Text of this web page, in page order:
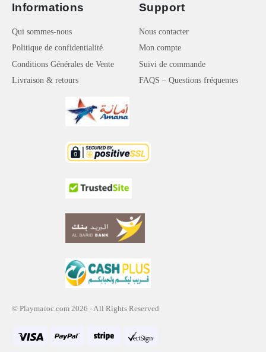
Informations
Qui sommes-nous
Politique de confidentialité
Conditions Générales de Vente
Livraison & retours
Support
Nous contacter
Mon compte
Suivi de commande
FAQS – Questions fréquentes
© Playmaroc.com 2026 - All Rights Reserved